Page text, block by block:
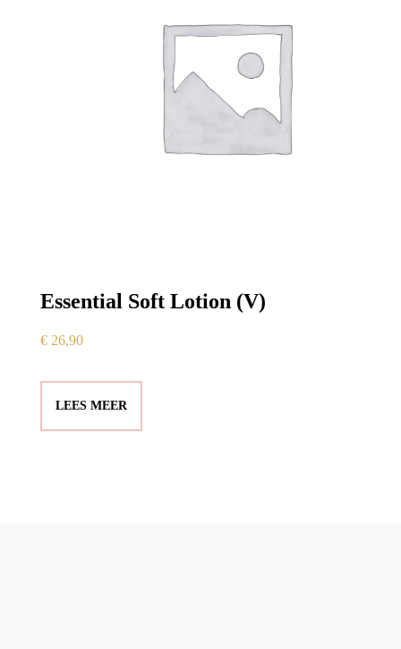
Essential Soft Lotion (V)
€ 26,90
LEES MEER